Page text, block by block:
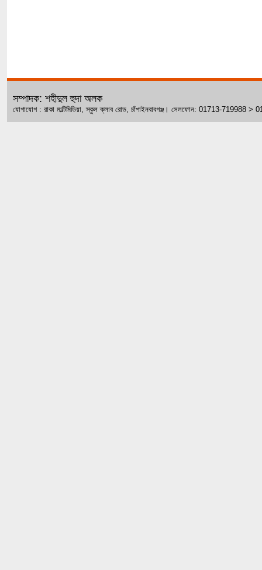
সম্পাদক: শহীদুল হুদা অলক
যোগাযোগ : রাকা মাল্টিমিডিয়া, স্কুল ক্লাব রোড, চাঁপাইনবাবগঞ্জ। সেলফোন: 01713-